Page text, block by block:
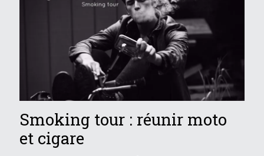
Smoking tour : réunir moto
et cigare